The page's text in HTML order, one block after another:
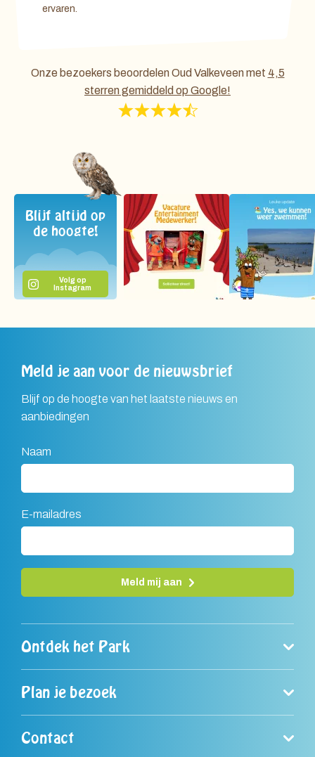
ervaren.
Onze bezoekers beoordelen Oud Valkeveen met 4,5
sterren gemiddeld op Google!
Blijf altijd op
de hoogte!
Volg op
Instagram
Meld je aan voor de nieuwsbrief
Blijf op de hoogte van het laatste nieuws en
aanbiedingen
Naam
E-mailadres
Meld mij aan
t
e
r
t
Ontdek het Park
Plan je bezoek
Contact